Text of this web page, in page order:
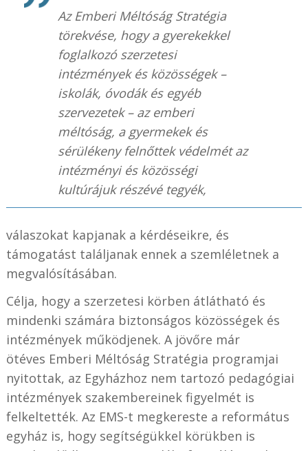
Az Emberi Méltóság Stratégia
törekvése, hogy a gyerekekkel
foglalkozó szerzetesi
intézmények és közösségek –
iskolák, óvodák és egyéb
szervezetek – az emberi
méltóság, a gyermekek és
sérülékeny felnőttek védelmét az
intézményi és közösségi
kultúrájuk részévé tegyék,
válaszokat kapjanak a kérdéseikre, és
támogatást találjanak ennek a szemléletnek a
megvalósításában.
Célja, hogy a szerzetesi körben átlátható és
mindenki számára biztonságos közösségek és
intézmények működjenek. A jövőre már
ötéves Emberi Méltóság Stratégia programjai
nyitottak, az Egyházhoz nem tartozó pedagógiai
intézmények szakembereinek figyelmét is
felkeltették. Az EMS-t megkereste a református
egyház is, hogy segítségükkel körükben is